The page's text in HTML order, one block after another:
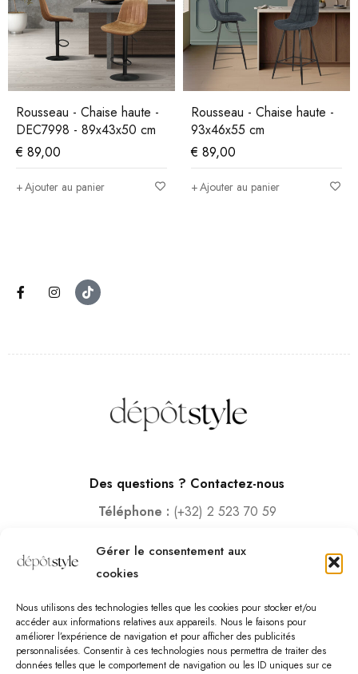
Gérer le consentement aux
cookies
Nous utilisons des technologies telles que les cookies pour stocker et/ou
accéder aux informations relatives aux appareils. Nous le faisons pour
améliorer l’expérience de navigation et pour afficher des publicités
personnalisées. Consentir à ces technologies nous permettra de traiter des
données telles que le comportement de navigation ou les ID uniques sur ce
Rousseau - Chaise haute -
DEC7998 - 89x43x50 cm
€ 89,00
Ajouter au panier
Rousseau - Chaise haute -
93x46x55 cm
€ 89,00
Ajouter au panier
Des questions ? Contactez-nous
Téléphone : (+32) 2 523 70 59
Adresse : Rue des Deux Gares 6, 1070 Bruxelles
Lundi – Samedi :10:00 – 18:30
Vendredi :10:00-13:00 – 15:00 -18:30
Dimanche :12:00-18:00